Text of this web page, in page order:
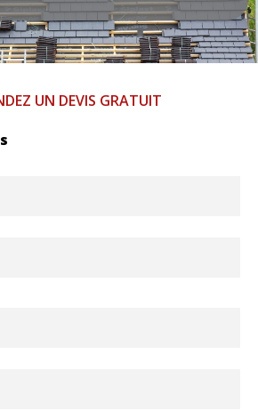
UN DEVIS GRATUIT